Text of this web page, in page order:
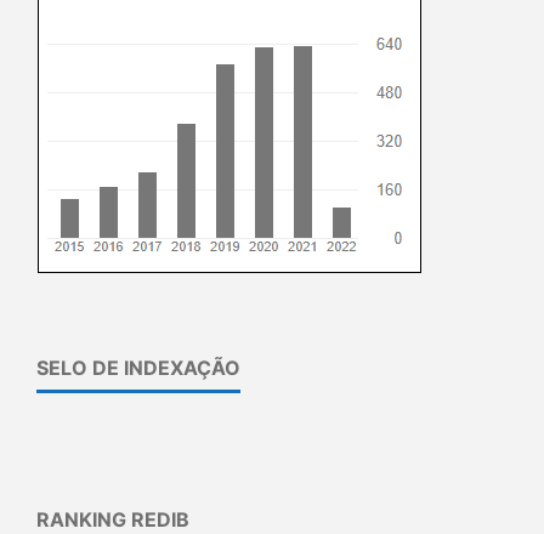
SELO DE INDEXAÇÃO
RANKING REDIB